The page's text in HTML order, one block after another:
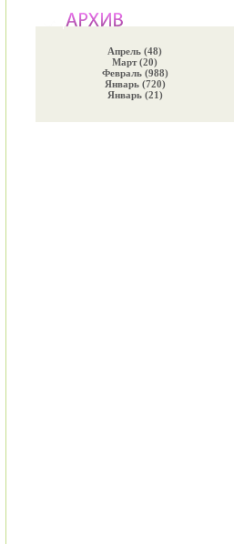
Апрель (48)
Март (20)
Февраль (988)
Январь (720)
Январь (21)